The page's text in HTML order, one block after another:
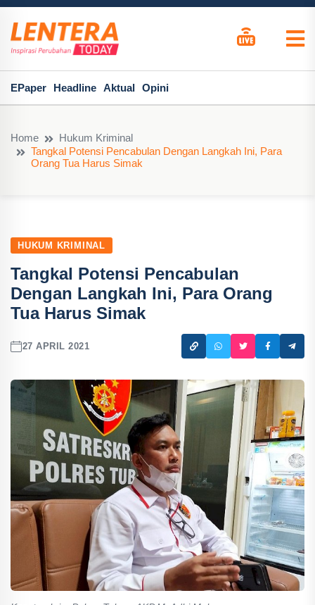
EPaper Headline Aktual Opini
Home
Hukum Kriminal
Tangkal Potensi Pencabulan Dengan Langkah Ini, Para
Orang Tua Harus Simak
HUKUM KRIMINAL
Tangkal Potensi Pencabulan
Dengan Langkah Ini, Para Orang
Tua Harus Simak
27 APRIL 2021